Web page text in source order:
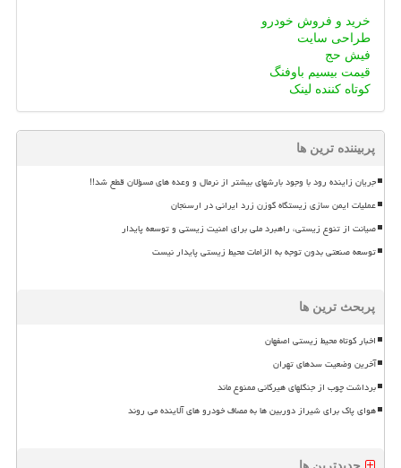
خرید و فروش خودرو
طراحی سایت
فیش حج
قیمت بیسیم باوفنگ
کوتاه کننده لینک
پربیننده ترین ها
جریان زاینده رود با وجود بارشهای بیشتر از نرمال و وعده های مسؤلان قطع شد!!
عملیات ایمن سازی زیستگاه گوزن زرد ایرانی در ارسنجان
صیانت از تنوع زیستی، راهبرد ملی برای امنیت زیستی و توسعه پایدار
توسعه صنعتی بدون توجه به الزامات محیط زیستی پایدار نیست
پربحث ترین ها
اخبار کوتاه محیط زیستی اصفهان
آخرین وضعیت سدهای تهران
برداشت چوب از جنگلهای هیرکانی ممنوع ماند
هوای پاک برای شیراز دوربین ها به مصاف خودرو های آلاینده می روند